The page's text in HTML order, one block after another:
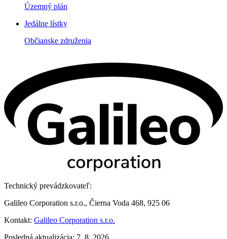
Územný plán
Jedálne lístky
Občianske združenia
Technický prevádzkovateľ:
Galileo Corporation s.r.o., Čierna Voda 468, 925 06
Kontakt: Galileo Corporation s.r.o.